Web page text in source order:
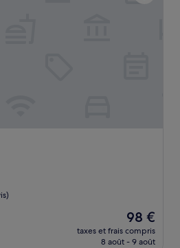
Le
nouveau
prix
98 €
taxes et frais compris
8 août - 9 août